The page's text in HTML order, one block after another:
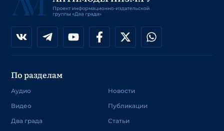
По разделам
Аудио
Видео
Два града
Новости
Публикации
Статьи